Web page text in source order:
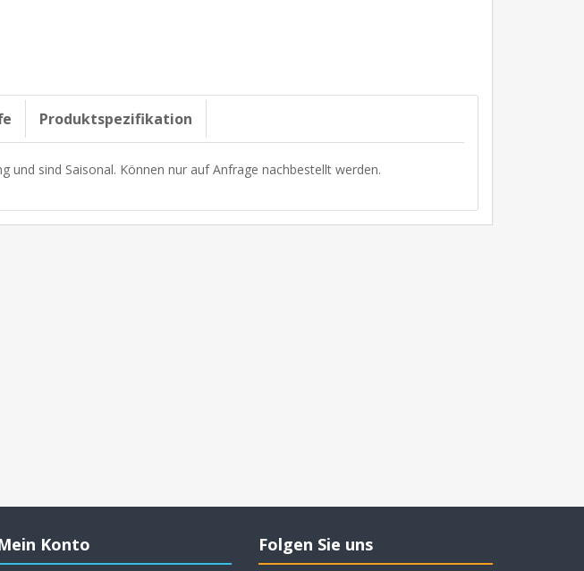
Produktspezifikation
und sind Saisonal. Können nur auf Anfrage nachbestellt werden.
Konto Folgen Sie uns